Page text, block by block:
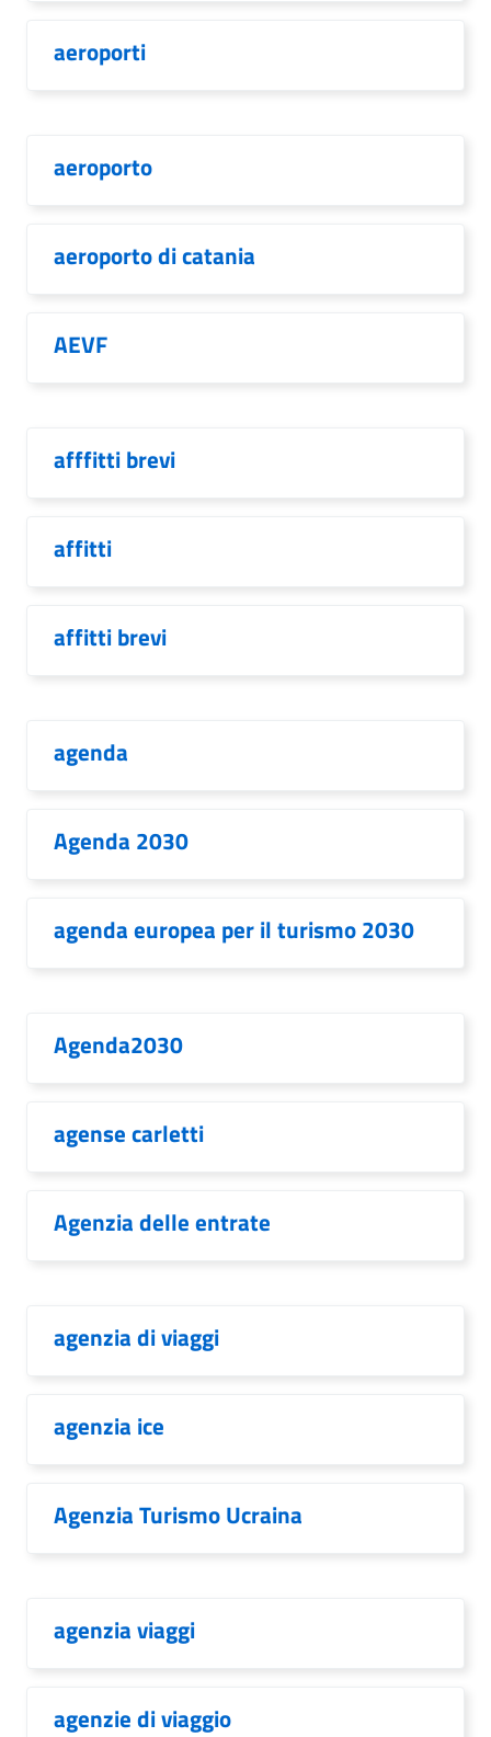
aeroporti
aeroporto
aeroporto di catania
AEVF
afffitti brevi
affitti
affitti brevi
agenda
Agenda 2030
agenda europea per il turismo 2030
Agenda2030
agense carletti
Agenzia delle entrate
agenzia di viaggi
agenzia ice
Agenzia Turismo Ucraina
agenzia viaggi
agenzie di viaggio